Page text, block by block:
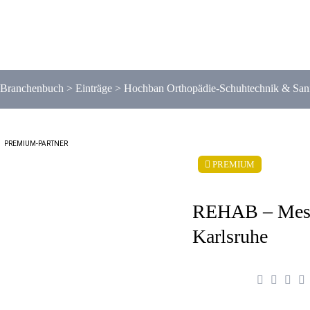
Branchenbuch > Einträge > Hochban Orthopädie-Schuhtechnik &
PREMIUM-PARTNER
PREMIUM
REHAB –
Karlsruhe